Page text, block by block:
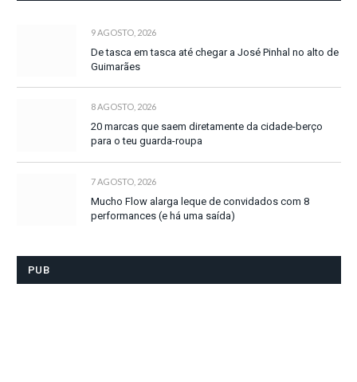
9 AGOSTO, 2026
De tasca em tasca até chegar a José Pinhal no alto de
Guimarães
8 AGOSTO, 2026
20 marcas que saem diretamente da cidade-berço
para o teu guarda-roupa
7 AGOSTO, 2026
Mucho Flow alarga leque de convidados com 8
performances (e há uma saída)
PUB